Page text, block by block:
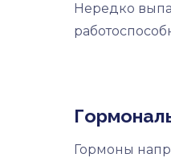
Нередко
Гормоны